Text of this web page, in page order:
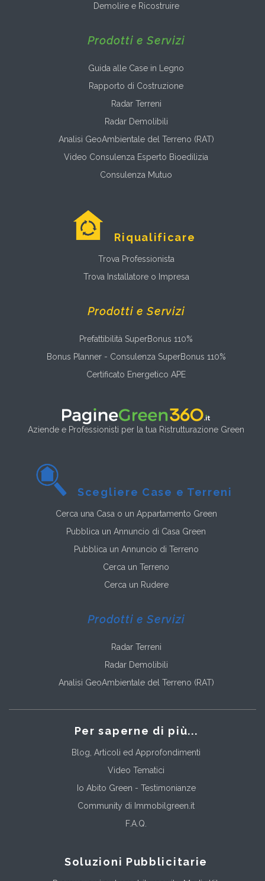
Demolire e Ricostruire
Prodotti e Servizi
Guida alle Case in Legno
Rapporto di Costruzione
Radar Terreni
Radar Demolibili
Analisi GeoAmbientale del Terreno (RAT)
Video Consulenza Esperto Bioedilizia
Consulenza Mutuo
Riqualificare
Trova Professionista
Trova Installatore o Impresa
Prodotti e Servizi
Prefattibilità SuperBonus 110%
Bonus Planner - Consulenza SuperBonus 110%
Certificato Energetico APE
Aziende e Professionisti per la tua Ristrutturazione Green
Scegliere Case e Terreni
Cerca una Casa o un Appartamento Green
Pubblica un Annuncio di Casa Green
Pubblica un Annuncio di Terreno
Cerca un Terreno
Cerca un Rudere
Prodotti e Servizi
Radar Terreni
Radar Demolibili
Analisi GeoAmbientale del Terreno (RAT)
Per saperne di più...
Blog, Articoli ed Approfondimenti
Video Tematici
Io Abito Green - Testimonianze
Community di Immobilgreen.it
F.A.Q.
Soluzioni Pubblicitarie